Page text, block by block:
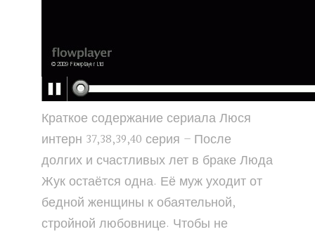
Краткое содержание сериала Люся
интерн 37,38,39,40 серия – После
долгих и счастливых лет в браке Люда
Жук остаётся одна. Её муж уходит от
бедной женщины к обаятельной,
стройной любовнице. Чтобы не